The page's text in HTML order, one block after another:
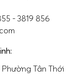
- 3819 856
Tân Thới